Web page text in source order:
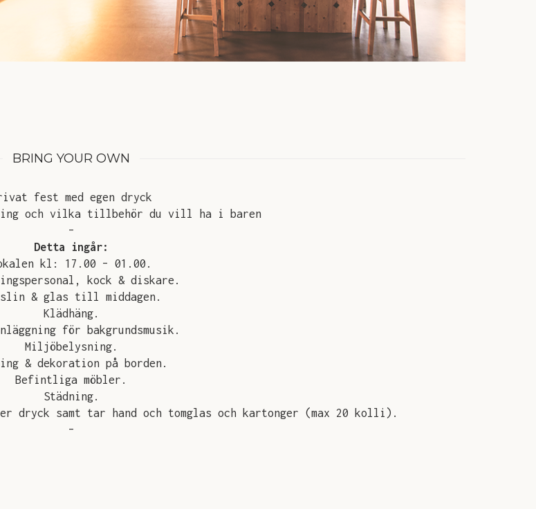
BRING YOUR OWN
fest med egen dryck
och vilka tillbehör du vill ha i baren
–
Detta ingår:
kl: 17.00 – 01.00.
kock & diskare.
& glas till middagen.
Klädhäng.
för bakgrundsmusik.
Miljöbelysning.
& dekoration på borden.
Befintliga möbler.
Städning.
dryck samt tar hand och tomglas och kartonger (max 20 kolli).
–